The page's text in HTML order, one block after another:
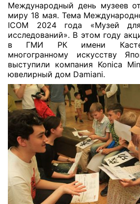
Международный день музеев
миру 18 мая. Тема
ICOM 2024 года «Музей
исследований». В этом году
в ГМИ РК имени
многогранному искусству
выступили компания Konica
ювелирный дом Damiani.